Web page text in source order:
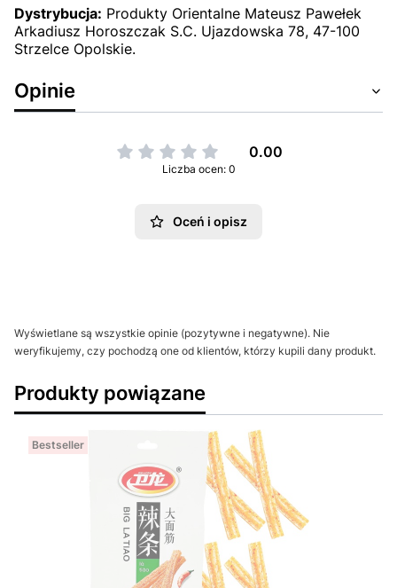
Dystrybucja: Produkty Orientalne Mateusz Pawełek
Arkadiusz Horoszczak S.C. Ujazdowska 78, 47-100
Strzelce Opolskie.
Opinie
0.00
Liczba ocen: 0
Oceń i opisz
Wyświetlane są wszystkie opinie (pozytywne i negatywne). Nie
weryfikujemy, czy pochodzą one od klientów, którzy kupili dany produkt.
Produkty powiązane
Bestseller